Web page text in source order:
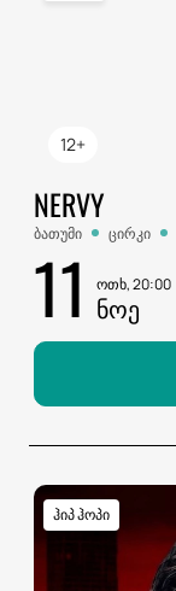
12+
NERVY
ბათუმი ცირკი
11 ოთხ, 20:00
ᲜᲝᲔ
ჰიპ ჰოპი